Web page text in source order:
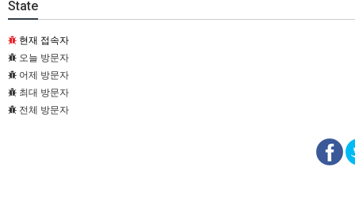
State
현재 접속자
오늘 방문자
어제 방문자
최대 방문자
전체 방문자